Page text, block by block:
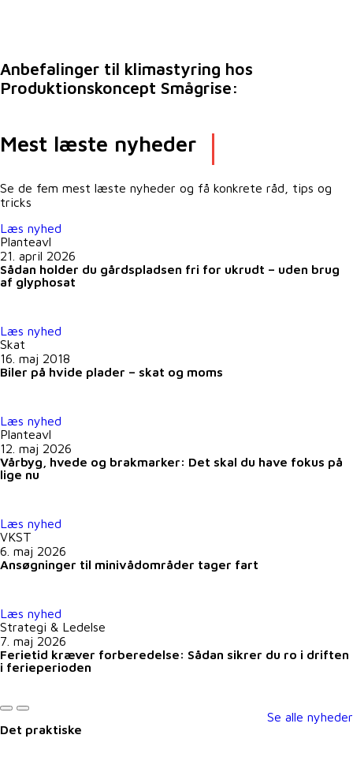
Anbefalinger til klimastyring hos
Produktionskoncept Smågrise:
Mest læste nyheder
Se de fem mest læste nyheder og få konkrete råd, tips og
tricks
Læs nyhed
Planteavl
21. april 2026
Sådan holder du gårdspladsen fri for ukrudt – uden brug
af glyphosat
Læs nyhed
Skat
16. maj 2018
Biler på hvide plader – skat og moms
Læs nyhed
Planteavl
12. maj 2026
Vårbyg, hvede og brakmarker: Det skal du have fokus på
lige nu
Læs nyhed
VKST
6. maj 2026
Ansøgninger til minivådområder tager fart
Læs nyhed
Strategi & Ledelse
7. maj 2026
Ferietid kræver forberedelse: Sådan sikrer du ro i driften
i ferieperioden
Se alle nyheder
Det praktiske